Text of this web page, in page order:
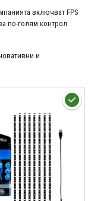
включват FPS
по-голям контрол
и